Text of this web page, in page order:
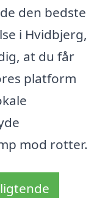
den bedste
i Hvidbjerg,
at du får
platform
mod rotter.